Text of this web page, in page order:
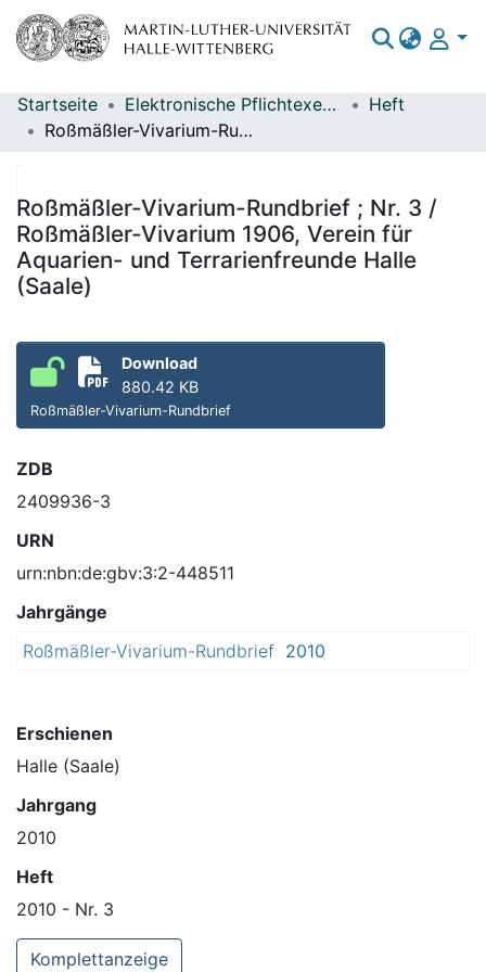
Bereiche & Sammlungen
Statistiken
Startseite Elektronische Pflichtexemplare
Heft
Roßmäßler-Vivarium-Rundbrief ; Nr. 3 / Roßmäßler-Vivarium 1906, Verein für Aquarien- und Terrarienfreunde Halle (Saale)
Roßmäßler-Vivarium-Rundbrief ; Nr. 3 /
Roßmäßler-Vivarium 1906, Verein für
Aquarien- und Terrarienfreunde Halle
(Saale)
Download
880.42 KB
Roßmäßler-Vivarium-Rundbrief
ZDB
2409936-3
URN
urn:nbn:de:gbv:3:2-448511
Jahrgänge
Roßmäßler-Vivarium-Rundbrief 2010
Erschienen
Halle (Saale)
Jahrgang
2010
Heft
2010 - Nr. 3
Komplettanzeige